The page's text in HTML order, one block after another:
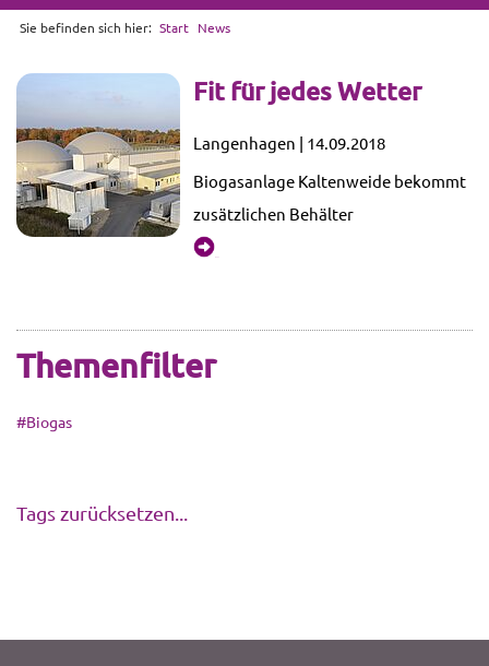
Sie befinden sich hier: Start News
Fit für jedes Wetter
Langenhagen | 14.09.2018
Biogasanlage Kaltenweide bekommt
zusätzlichen Behälter
Themenfilter
#Biogas
Tags zurücksetzen...